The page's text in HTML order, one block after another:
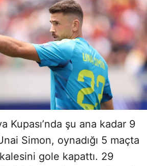
Kupası’nda şu ana kadar 9
Simon, oynadığı 5 maçta
gole kapattı. 29